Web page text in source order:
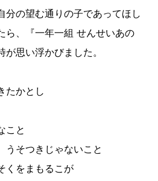
分の望む通りの子であってほし
ら、『一年一組 せんせいあの
思い浮かびました。
たかとし
こと
そつきじゃないこと
をまもるこが